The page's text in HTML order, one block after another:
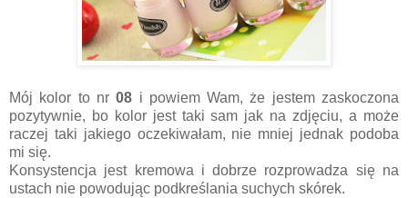
Mój kolor to nr08 i powiem Wam, że jestem zaskoczona
pozytywnie, bo kolor jest taki sam jak na zdjęciu, a może
raczej taki jakiego oczekiwałam, nie mniej jednak podoba
mi się.
Konsystencja jest kremowa i dobrze rozprowadza się na
ustach nie powodując podkreślania suchych skórek.